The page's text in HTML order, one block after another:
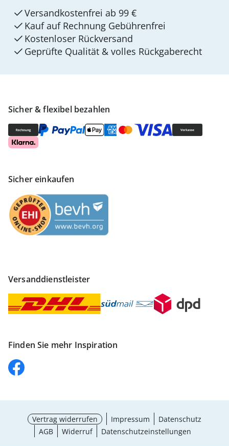
Sicher & flexibel bezahlen
Sicher einkaufen
Versanddienstleister
Finden Sie mehr Inspiration
Versandkostenfrei ab 99 €
Kauf auf Rechnung Gebührenfrei
Kostenloser Rückversand
Geprüfte Qualität & volles Rückgaberecht
Vertrag widerrufen Impressum
Datenschutz
AGB
Widerruf Datenschutzeinstellungen